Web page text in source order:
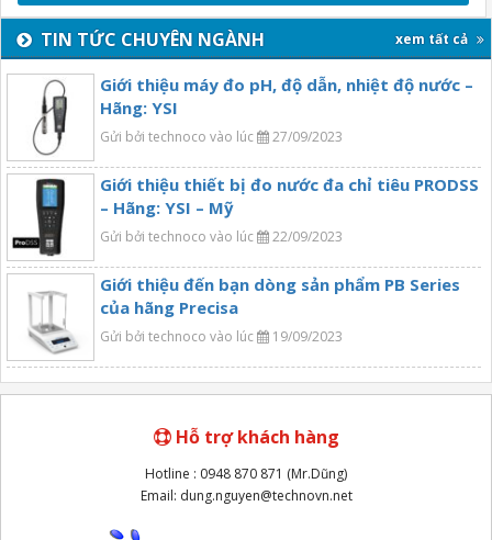
TIN TỨC CHUYÊN NGÀNH xem tất cả
Giới thiệu máy đo pH, độ dẫn, nhiệt độ nước –
Hãng: YSI
Gửi bởi technoco vào lúc 27/09/2023
Giới thiệu thiết bị đo nước đa chỉ tiêu PRODSS
– Hãng: YSI – Mỹ
Gửi bởi technoco vào lúc 22/09/2023
Giới thiệu đến bạn dòng sản phẩm PB Series
của hãng Precisa
Gửi bởi technoco vào lúc 19/09/2023
Hỗ trợ khách hàng
Hotline : 0948 870 871 (Mr.Dũng)
Email: dung.nguyen@technovn.net